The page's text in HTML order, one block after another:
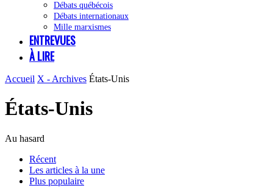
Débats québécois
Débats internationaux
Mille marxismes
ENTREVUES
À LIRE
Accueil X - Archives États-Unis
États-Unis
Au hasard
Récent
Les articles à la une
Plus populaire